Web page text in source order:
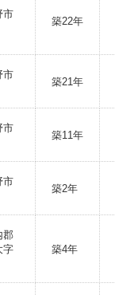
市
築22年
市
築21年
市
築11年
市
築2年
郡
字
築4年